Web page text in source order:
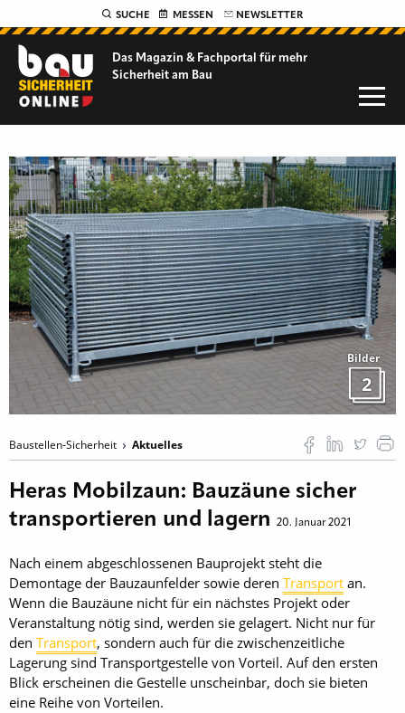
SUCHE MESSEN NEWSLETTER
Das Magazin & Fachportal für mehr
Sicherheit am Bau
Bilder
2
Baustellen-Sicherheit Aktuelles
Heras Mobilzaun: Bauzäune sicher
transportieren und lagern
20. Januar 2021
Nach einem abgeschlossenen Bauprojekt steht die
Demontage der Bauzaunfelder sowie deren Transport an.
Wenn die Bauzäune nicht für ein nächstes Projekt oder
Veranstaltung nötig sind, werden sie gelagert. Nicht nur für
den Transport, sondern auch für die zwischenzeitliche
Lagerung sind Transportgestelle von Vorteil. Auf den ersten
Blick erscheinen die Gestelle unscheinbar, doch sie bieten
eine Reihe von Vorteilen.